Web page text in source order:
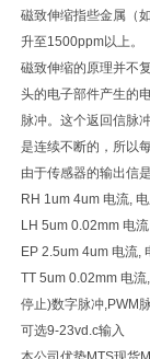
磁致伸缩指些金属（
升至1500ppm以上。
磁致伸缩的原理并不
头的电子部件产生的
脉冲。这个返回信脉
是连续不断的，所以
由于传感器的输出信
RH 1um 4um 电流,
LH 5um 0.02mm 电
EP 2.5um 4um 电流,
TT 5um 0.02mm 电
停止)数字脉冲,PWM
可选9-23vd.c输入